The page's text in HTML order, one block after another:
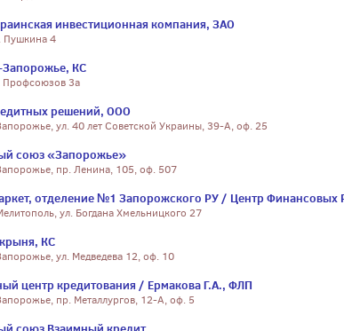
инвестиционная компания, ЗАО
Пушкина 4
КС
Профсоюзов 3а
решений, ООО
ул. 40 лет Советской Украины, 39-А, оф. 25
союз «Запорожье»
пр. Ленина, 105, оф. 507
отделение №1 Запорожского РУ / Центр
ул. Богдана Хмельницкого 27
КС
ул. Медведева 12, оф. 10
центр кредитования / Ермакова Г.А., ФЛП
пр. Металлургов, 12-А, оф. 5